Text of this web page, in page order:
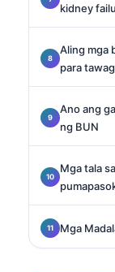
kidney
Aling mga
para
Ano ang
ng BUN
Mga tala
Mga